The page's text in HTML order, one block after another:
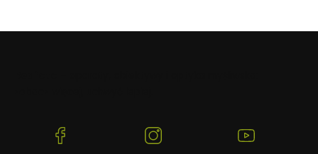
(Otwiera
(Otwiera